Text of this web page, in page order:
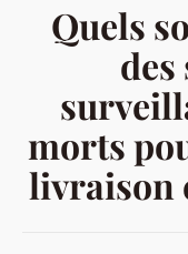
Quels
des
morts
livraison